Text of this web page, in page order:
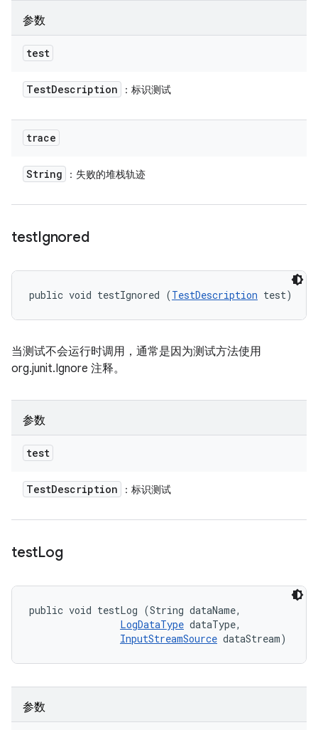
参数
test
TestDescription ：标识测试
trace
String ：失败的堆栈轨迹
testIgnored
public void testIgnored (TestDescription test)
当测试不会运行时调用，通常是因为测试方法使用
org.junit.Ignore 注释。
参数
test
TestDescription ：标识测试
testLog
public void testLog (String dataName,
LogDataType dataType,
InputStreamSource dataStream)
参数